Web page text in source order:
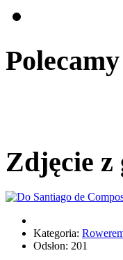
Polecamy
Zdjęcie
Kategoria:
Odsłon: 201